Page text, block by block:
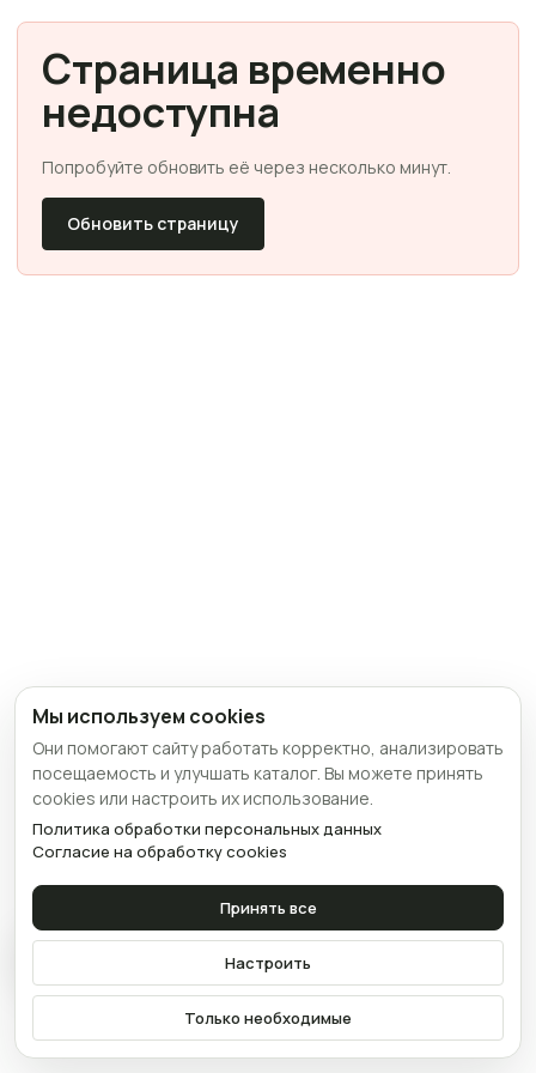
Страница временно
недоступна
Попробуйте обновить её через несколько минут.
Обновить страницу
Связаться
Мы используем cookies
Они помогают сайту работать корректно, анализировать
посещаемость и улучшать каталог. Вы можете принять
cookies или настроить их использование.
Политика обработки персональных данных
Согласие на обработку cookies
Принять все
Настроить
Только необходимые